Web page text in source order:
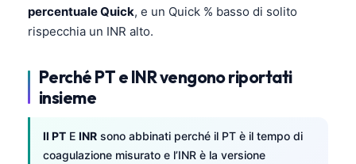
percentuale Quick, e un Quick % basso di solito
rispecchia un INR alto.
Perché PT e INR vengono riportati
insieme
Il PT E INR sono abbinati perché il PT è il tempo di
coagulazione misurato e l’INR è la versione